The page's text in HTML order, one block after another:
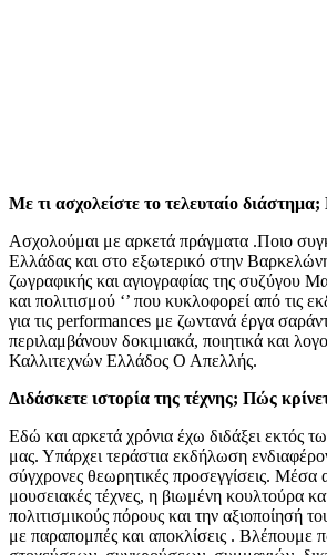
Με τι ασχολείστε το τελευταίο
Ασχολούμαι με αρκετά πράγματα .Ποιο
Ελλάδας και στο εξωτερικό στην
ζωγραφικής και αγιογραφίας της συζύγου
και πολιτισμού ‘’ που κυκλοφορεί από τις
για τις performances με ζωντανά έργα
περιλαμβάνουν δοκιμιακά, ποιητικά και
Καλλιτεχνών Ελλάδος Ο Απελλής.
Διδάσκετε ιστορία της τέχνης; Πώς
Εδώ και αρκετά χρόνια έχω διδάξει εκτός
μας. Υπάρχει τεράστια εκδήλωση
σύγχρονες θεωρητικές προσεγγίσεις. Μέσα
μουσειακές τέχνες, η βιωμένη κουλτούρα
πολιτισμικούς πόρους και την αξιοποίησή
με παραπομπές και αποκλίσεις . Βλέπουμε